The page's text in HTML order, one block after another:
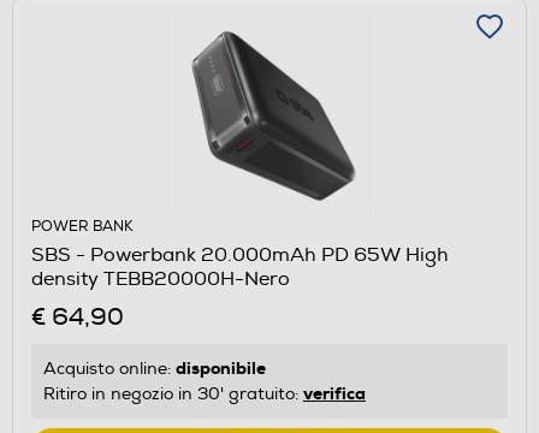
POWER BANK
SBS - Powerbank 20.000mAh PD 65W High
density TEBB20000H-Nero
€ 64,90
Acquisto online: disponibile
Ritiro in negozio in 30' gratuito: verifica